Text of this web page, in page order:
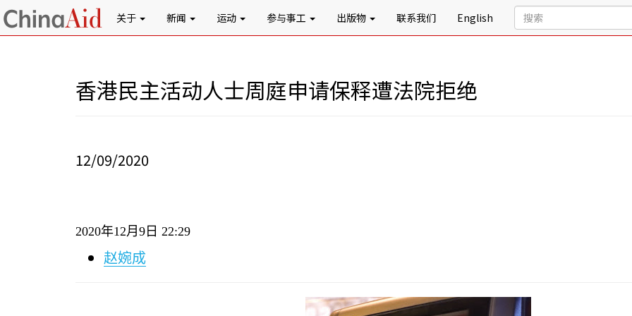
关于 新闻 运动 参与事工 出版物 联系我们 English
香港民主活动人士周庭申请保释遭法院拒绝
12/09/2020
2020年12月 9 日 22:29
赵婉成